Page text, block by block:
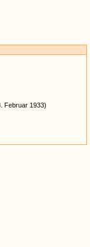
Februar 1933)